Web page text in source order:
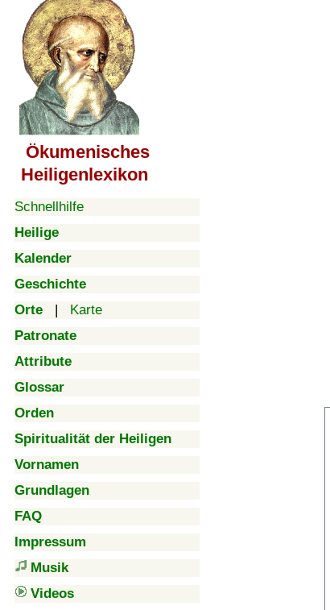
Ökumenisches
Heiligenlexikon
Schnellhilfe
Heilige
Kalender
Geschichte
Orte | Karte
Patronate
Attribute
Glossar
Orden
Spiritualität der Heiligen
Vornamen
Grundlagen
FAQ
Impressum
Musik
Videos